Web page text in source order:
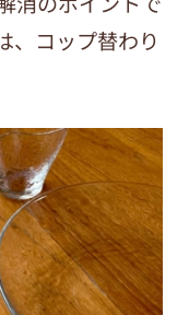
、コップ替わり